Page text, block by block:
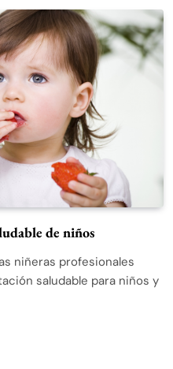
de niños
niñeras profesionales
saludable para niños y